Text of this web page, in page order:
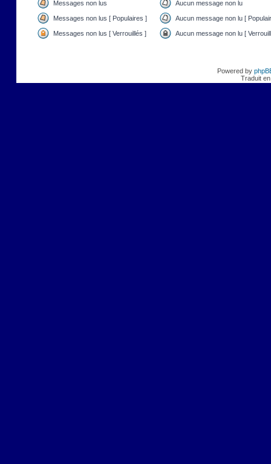
Messages non lus Aucun message non lu
Messages non lus [ Populaires ] Aucun message non lu [
Messages non lus [ Verrouillés ] Aucun message non lu [
Powered by
Traduit